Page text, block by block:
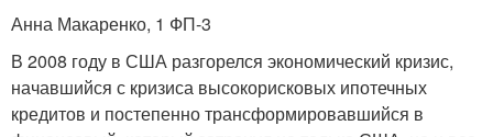
Анна Макаренко, 1 ФП-3
В 2008 году в США разгорелся экономический кризис,
начавшийся с кризиса высокорисковых ипотечных
кредитов и постепенно трансформировавшийся в